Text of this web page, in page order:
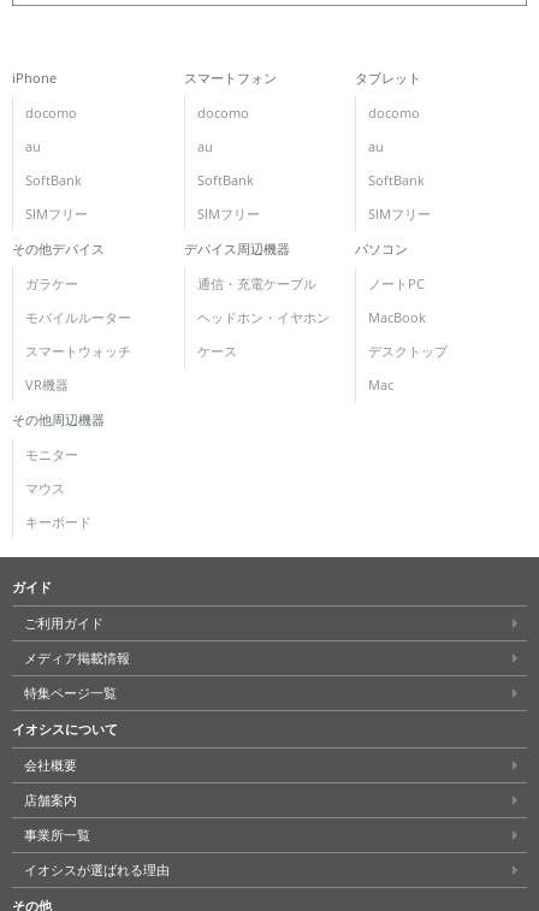
iPhone
docomo
au
SoftBank
SIMフリー
スマートフォン
docomo
au
SoftBank
SIMフリー
タブレット
docomo
au
SoftBank
SIMフリー
その他デバイス
ガラケー
モバイルルーター
スマートウォッチ
VR機器
デバイス周辺機器
通信・充電ケーブル
ヘッドホン・イヤホン
ケース
パソコン
ノートPC
MacBook
デスクトップ
Mac
その他周辺機器
モニター
マウス
キーボード
ガイド
ご利用ガイド
メディア掲載情報
特集ページ一覧
イオシスについて
会社概要
店舗案内
事業所一覧
イオシスが選ばれる理由
その他